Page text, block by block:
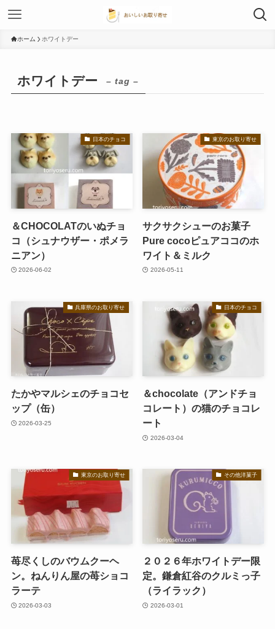
ホーム ホワイトデー
ホワイトデー – tag –
日本のチョコ
＆CHOCOLATのいぬチョ
コ（シュナウザー・ポメラ
ニアン）
2026-06-02
東京のお取り寄せ
サクサクシューのお菓子
Pure cocoピュアココのホ
ワイト＆ミルク
2026-05-11
兵庫県のお取り寄せ
たかやマルシェのチョコセ
ップ（缶）
2026-03-25
日本のチョコ
＆chocolate（アンドチョ
コレート）の猫のチョコレ
ート
2026-03-04
東京のお取り寄せ
苺尽くしのバウムクーヘ
ン。ねんりん屋の苺ショコ
ラーテ
2026-03-03
その他洋菓子
２０２６年ホワイトデー限
定。鎌倉紅谷のクルミっ子
（ライラック）
2026-03-01